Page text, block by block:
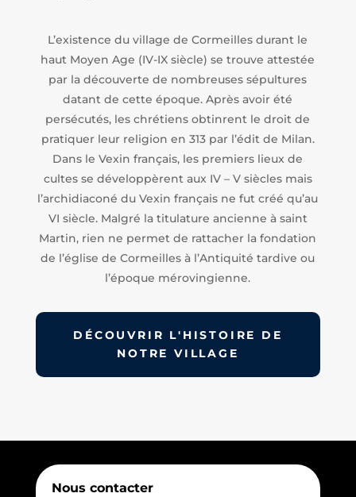
L’existence du village de Cormeilles durant le
haut Moyen Age (IV-IX siècle) se trouve attestée
par la découverte de nombreuses sépultures
datant de cette époque. Après avoir été
persécutés, les chrétiens obtinrent le droit de
pratiquer leur religion en 313 par l’édit de Milan.
Dans le Vexin français, les premiers lieux de
cultes se développèrent aux IV – V siècles mais
l’archidiaconé du Vexin français ne fut créé qu’au
VI siècle. Malgré la titulature ancienne à saint
Martin, rien ne permet de rattacher la fondation
de l’église de Cormeilles à l’Antiquité tardive ou
l’époque mérovingienne.
DÉCOUVRIR L'HISTOIRE DE
NOTRE VILLAGE
Nous contacter